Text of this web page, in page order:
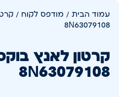
עמוד הבית / מודפס לקוח /
8N63079108
קרטון לאנץ
8N63079108